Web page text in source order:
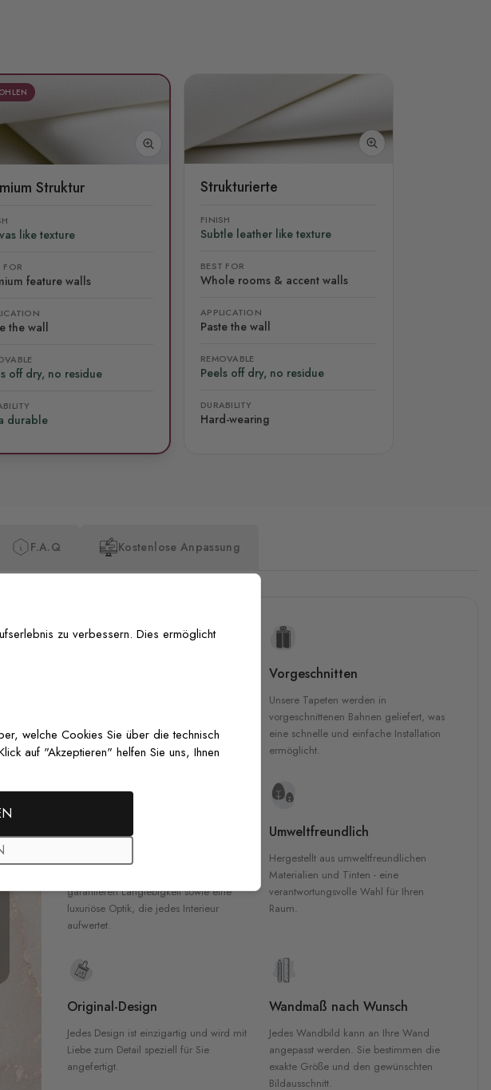
Struktur
like texture
FOR
feature walls
the wall
off dry, no residue
durable
Strukturierte
FINISH
Subtle leather like texture
BEST FOR
Whole rooms & accent walls
APPLICATION
Paste the wall
REMOVABLE
Peels off dry, no residue
DURABILITY
Hard-wearing
F.A.Q Kostenlose Anpassung
zertifizierten Tinten für garantierte
Sicherheit in Innenräumen.
Vorgeschnitten
Unsere Tapeten werden in
vorgeschnittenen Bahnen geliefert, was
eine schnelle und einfache Installation
ermöglicht.
Hochwertige Materialien
garantieren Langlebigkeit sowie eine
luxuriöse Optik, die jedes Interieur
aufwertet.
Umweltfreundlich
Hergestellt aus umweltfreundlichen
Materialien und Tinten - eine
verantwortungsvolle Wahl für Ihren
Raum.
Original-Design
Jedes Design ist einzigartig und wird mit
Liebe zum Detail speziell für Sie
angefertigt.
Wandmaß nach Wunsch
Jedes Wandbild kann an Ihre Wand
angepasst werden. Sie bestimmen die
exakte Größe und den gewünschten
Bildausschnitt.
zu verbessern. Dies ermöglicht
welche Cookies Sie über die technisch
auf "Akzeptieren" helfen Sie uns, Ihnen